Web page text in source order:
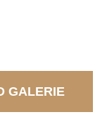
GALERIE